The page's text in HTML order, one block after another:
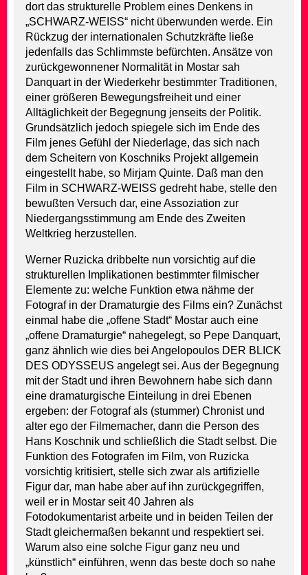
dort das strukturelle Problem eines Denkens in
„SCHWARZ-WEISS“ nicht überwunden werde. Ein
Rückzug der internationalen Schutzkräfte ließe
jedenfalls das Schlimmste befürchten. Ansätze von
zurückgewonnener Normalität in Mostar sah
Danquart in der Wiederkehr bestimmter Traditionen,
einer größeren Bewegungsfreiheit und einer
Alltäglichkeit der Begegnung jenseits der Politik.
Grundsätzlich jedoch spiegele sich im Ende des
Film jenes Gefühl der Niederlage, das sich nach
dem Scheitern von Koschniks Projekt allgemein
eingestellt habe, so Mirjam Quinte. Daß man den
Film in SCHWARZ-WEISS gedreht habe, stelle den
bewußten Versuch dar, eine Assoziation zur
Niedergangsstimmung am Ende des Zweiten
Weltkrieg herzustellen.
Werner Ruzicka dribbelte nun vorsichtig auf die
strukturellen Implikationen bestimmter filmischer
Elemente zu: welche Funktion etwa nähme der
Fotograf in der Dramaturgie des Films ein? Zunächst
einmal habe die „offene Stadt“ Mostar auch eine
„offene Dramaturgie“ nahegelegt, so Pepe Danquart,
ganz ähnlich wie dies bei Angelopoulos DER BLICK
DES ODYSSEUS angelegt sei. Aus der Begegnung
mit der Stadt und ihren Bewohnern habe sich dann
eine dramaturgische Einteilung in drei Ebenen
ergeben: der Fotograf als (stummer) Chronist und
alter ego der Filmemacher, dann die Person des
Hans Koschnik und schließlich die Stadt selbst. Die
Funktion des Fotografen im Film, von Ruzicka
vorsichtig kritisiert, stelle sich zwar als artifizielle
Figur dar, man habe aber auf ihn zurückgegriffen,
weil er in Mostar seit 40 Jahren als
Fotodokumentarist arbeite und in beiden Teilen der
Stadt gleichermaßen bekannt und respektiert sei.
Warum also eine solche Figur ganz neu und
„künstlich“ einführen, wenn das beste doch so nahe